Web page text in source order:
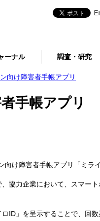
ーナル 調査・研究
向け障害者手帳アプリ
手帳アプリ
け障害者手帳アプリ「ミラ
協力企業において、スマー
ID」を呈示することで、回